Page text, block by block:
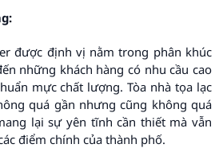
được định vị nằm trong phân khúc
những khách hàng có nhu cầu cao
mực chất lượng. Tòa nhà tọa lạc
quá gần nhưng cũng không quá
lại sự yên tĩnh cần thiết mà vẫn
điểm chính của thành phố.